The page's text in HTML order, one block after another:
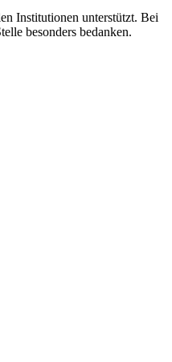
Institutionen unterstützt. Bei
besonders bedanken.